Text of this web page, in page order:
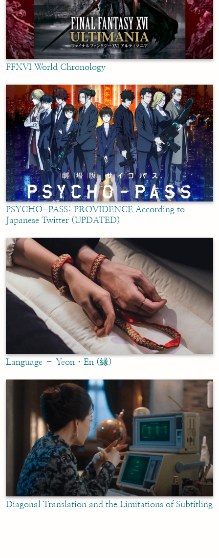
FFXVI World Chronology
PSYCHO-PASS: PROVIDENCE According to
Japanese Twitter (UPDATED)
Language – Yeon・En (縁)
Diagonal Translation and the Limitations of Subtitling